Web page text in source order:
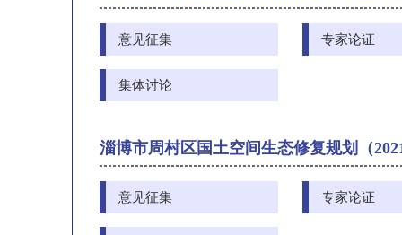
意见征集 专家论证
集体讨论
淄博市周村区国土空间生态修复规划（
意见征集 专家论证